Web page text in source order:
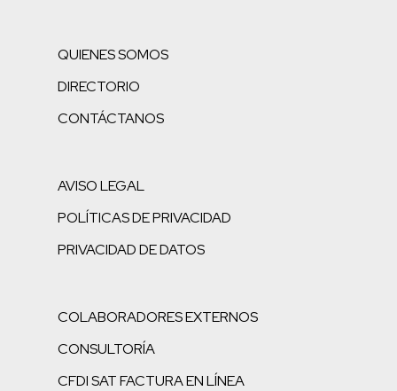
QUIENES SOMOS
DIRECTORIO
CONTÁCTANOS
AVISO LEGAL
POLÍTICAS DE PRIVACIDAD
PRIVACIDAD DE DATOS
COLABORADORES EXTERNOS
CONSULTORÍA
CFDI SAT FACTURA EN LÍNEA